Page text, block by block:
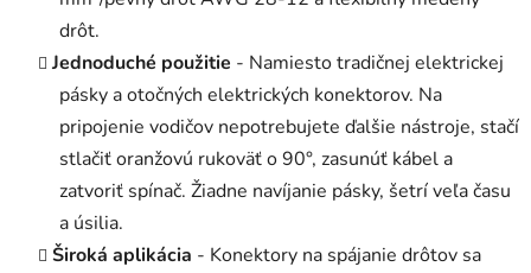
drôt.
Jednoduché použitie - Namiesto tradičnej elektrickej
pásky a otočných elektrických konektorov. Na
pripojenie vodičov nepotrebujete ďalšie nástroje, stačí
stlačiť oranžovú rukoväť o 90°, zasunúť kábel a
zatvoriť spínač. Žiadne navíjanie pásky, šetrí veľa času
a úsilia.
Široká aplikácia - Konektory na spájanie drôtov sa